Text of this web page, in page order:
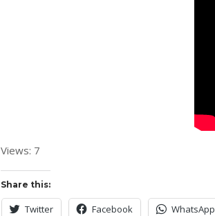
Views: 7
Share this:
Twitter Facebook WhatsApp